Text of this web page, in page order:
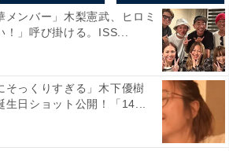
メンバー」木梨憲武、ヒロミ
！」呼び掛ける。ISS...
そっくりすぎる」木下優樹
生日ショット公開！「14...